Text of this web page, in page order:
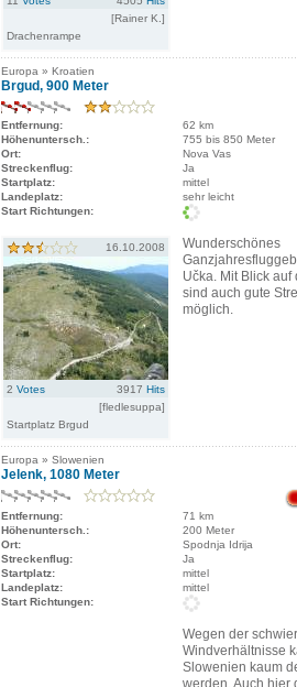
[Rainer K.]
Drachenrampe
Europa » Kroatien
Brgud, 900 Meter
Entfernung:
62 km
Höhenuntersch.:
755 bis 850 Meter
Ort:
Nova Vas
Streckenflug:
Ja
Startplatz:
mittel
Landeplatz:
sehr leicht
Start Richtungen:
16.10.2008
2 Votes 3917 Hits
[fledlesuppa]
Startplatz Brgud
Wunderschönes
Učka. Mit Blick auf
sind auch gute
möglich.
Europa » Slowenien
Jelenk, 1080 Meter
Entfernung:
71 km
Höhenuntersch.:
200 Meter
Ort:
Spodnja Idrija
Streckenflug:
Ja
Startplatz:
mittel
Landeplatz:
mittel
Start Richtungen:
Wegen der
Windverhältnisse
Slowenien kaum
werden. Auch hier